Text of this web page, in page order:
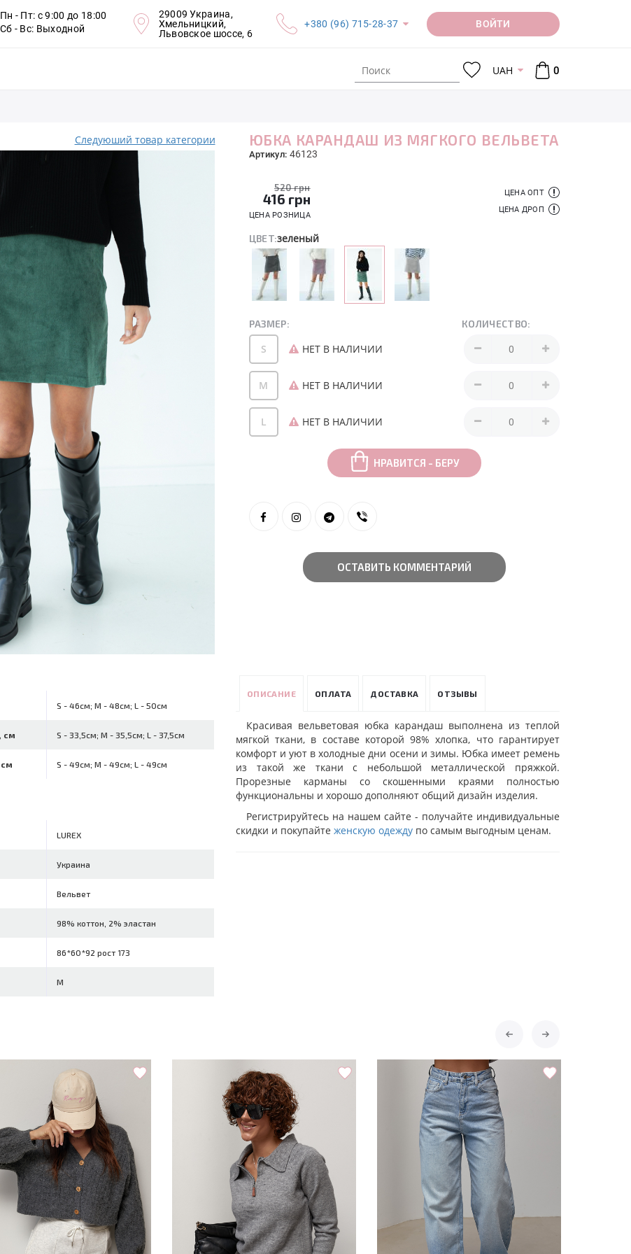
Пн - Пт: с 9:00 до 18:00
Сб - Вс: Выходной
29009 Украина,
Хмельницкий,
Львовское шоссе, 6
+380 (96) 715-28-37 ВОЙТИ
UAH 0
Следуюший товар категории ЮБКА КАРАНДАШ ИЗ МЯГКОГО ВЕЛЬВЕТА
Артикул: 46123
520 грн
416 грн
ЦЕНА РОЗНИЦА
ЦЕНА ОПТ
ЦЕНА ДРОП
ЦВЕТ:зеленый
РАЗМЕР: КОЛИЧЕСТВО:
S НЕТ В НАЛИЧИИ
M НЕТ В НАЛИЧИИ
L НЕТ В НАЛИЧИИ
НРАВИТСЯ - БЕРУ
ОСТАВИТЬ КОММЕНТАРИЙ
S - 46см; M - 48см; L - 50см
см S - 33,5см; M - 35,5см; L - 37,5см
S - 49см; M - 49см; L - 49см
LUREX
Украина
Вельвет
98% коттон, 2% эластан
86*60*92 рост 173
M
ОПИСАНИЕ ОПЛАТА ДОСТАВКА ОТЗЫВЫ
Красивая вельветовая юбка карандаш выполнена из теплой
мягкой ткани, в составе которой 98% хлопка, что гарантирует
комфорт и уют в холодные дни осени и зимы. Юбка имеет ремень
из такой же ткани с небольшой металлической пряжкой.
Прорезные карманы со скошенными краями полностью
функциональны и хорошо дополняют общий дизайн изделия.
Регистрируйтесь на нашем сайте - получайте индивидуальные
скидки и покупайте женскую одеждупо самым выгодным ценам.